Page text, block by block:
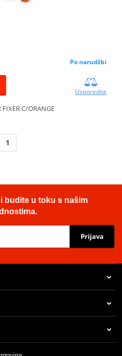
Po narudžbi
Usporedite
FIXER C/ORANGE
1
budite u toku s našim
Prijava